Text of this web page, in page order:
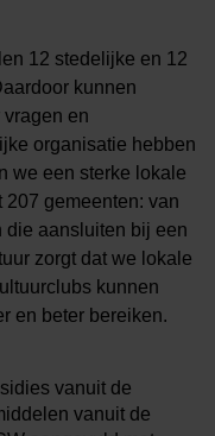
12 stedelijke en 12
kunnen
en
organisatie hebben
we een sterke lokale
gemeenten: van
die aansluiten bij een
zorgt dat we lokale
kunnen
en beter bereiken.
vanuit de
vanuit de